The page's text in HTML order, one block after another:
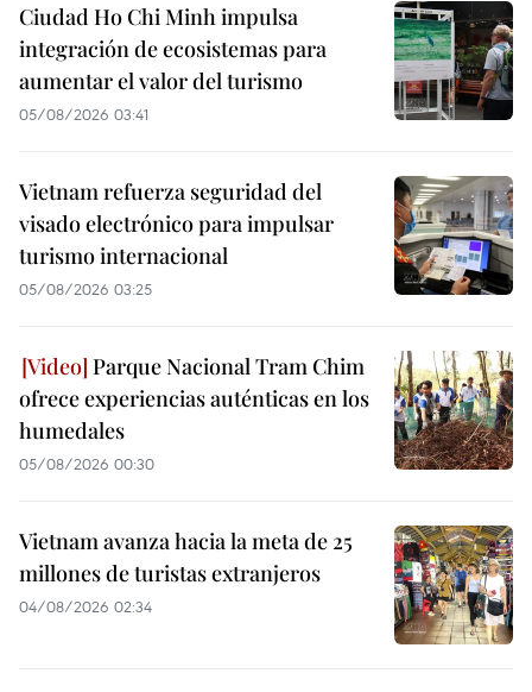
Ciudad Ho Chi Minh impulsa
integración de ecosistemas para
aumentar el valor del turismo
05/08/2026 03:41
Vietnam refuerza seguridad del
visado electrónico para impulsar
turismo internacional
05/08/2026 03:25
Parque Nacional Tram Chim
ofrece experiencias auténticas en los
humedales
05/08/2026 00:30
Vietnam avanza hacia la meta de 25
millones de turistas extranjeros
04/08/2026 02:34